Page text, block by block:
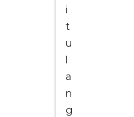
i
t
u
l
a
n
g